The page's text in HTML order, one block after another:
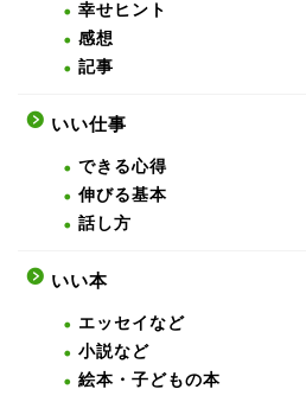
幸せヒント
感想
記事
いい仕事
できる心得
伸びる基本
話し方
いい本
エッセイなど
小説など
絵本・子どもの本